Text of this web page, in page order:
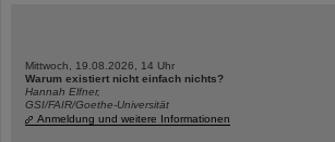
Mittwoch, 19.08.2026, 14 Uhr
Warum existiert nicht einfach nichts?
Hannah Elfner,
GSI/FAIR/Goethe-Universität
Anmeldung und weitere Informationen